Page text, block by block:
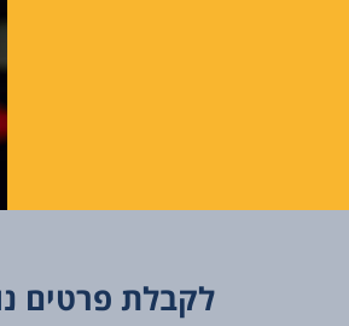
לקבלת פרטים